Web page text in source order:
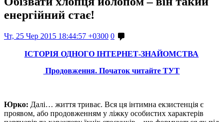
енергійний стає!
Чт, 25 Чер 2015 18:44:57 +0300 0
ІСТОРІЯ ОДНОГО ІНТЕРНЕТ-ЗНАЙОМСТВА
Продовження. Початок читайте ТУТ
Юрко: Далі… життя триває. Вся ця інтимна екзистенція є
проявом, або продовженням у ліжку особистих характерів